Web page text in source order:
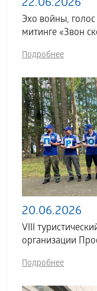
22.06.2026
Эхо войны,
митинге «Звон
Подробнее
20.06.2026
VIII
организации
Подробнее